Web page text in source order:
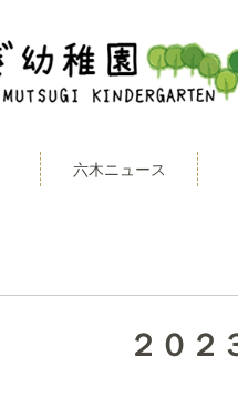
六木ニュース
２０２